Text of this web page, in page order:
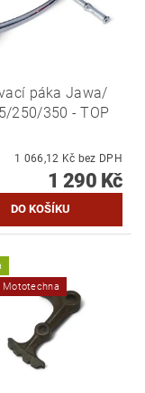
páka Jawa/
250/350 - TOP
1 066,12 Kč bez DPH
1 290 Kč
Mototechna